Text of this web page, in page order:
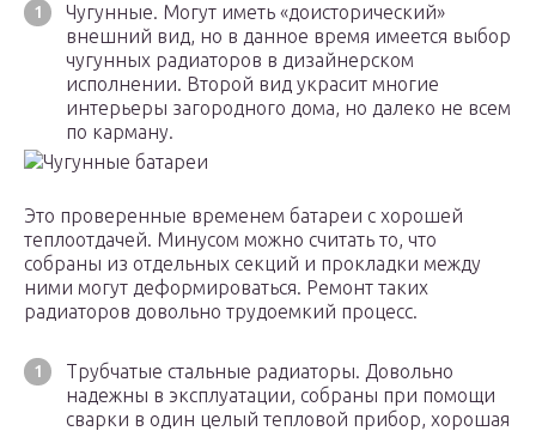
Чугунные. Могут иметь «доисторический»
внешний вид, но в данное время имеется выбор
чугунных радиаторов в дизайнерском
исполнении. Второй вид украсит многие
интерьеры загородного дома, но далеко не всем
по карману.
Чугунные батареи
Это проверенные временем батареи с хорошей
теплоотдачей. Минусом можно считать то, что
собраны из отдельных секций и прокладки между
ними могут деформироваться. Ремонт таких
радиаторов довольно трудоемкий процесс.
Трубчатые стальные радиаторы. Довольно
надежны в эксплуатации, собраны при помощи
сварки в один целый тепловой прибор, хорошая